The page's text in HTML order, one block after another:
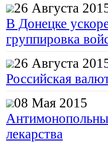
26 Августа
В Донецке
группировка
26 Августа
Российская
08 Мая 2015
лекарства